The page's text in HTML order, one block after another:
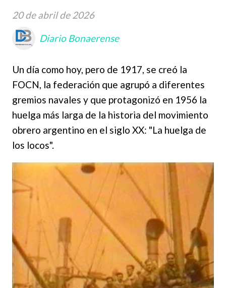
Un día como hoy, pero de 1917, se creó la
FOCN, la federación que agrupó a diferentes
gremios navales y que protagonizó en 1956 la
huelga más larga de la historia del movimiento
obrero argentino en el siglo XX: "La huelga de
los locos".
20 de abril de 2026
Diario Bonaerense